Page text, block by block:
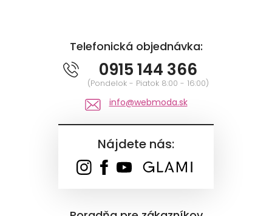
Telefonická objednávka:
0915 144 366
(Pondelok - Piatok 8:00 - 16:00)
info@webmoda.sk
Nájdete nás: